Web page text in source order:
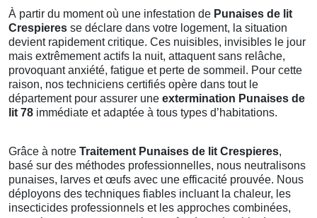
À partir du moment où une infestation de Punaises de lit
Crespieres se déclare dans votre logement, la situation
devient rapidement critique. Ces nuisibles, invisibles le jour
mais extrêmement actifs la nuit, attaquent sans relâche,
provoquant anxiété, fatigue et perte de sommeil. Pour cette
raison, nos techniciens certifiés opère dans tout le
département pour assurer une extermination Punaises de
lit 78 immédiate et adaptée à tous types d’habitations.
Grâce à notre Traitement Punaises de lit Crespieres,
basé sur des méthodes professionnelles, nous neutralisons
punaises, larves et œufs avec une efficacité prouvée. Nous
déployons des techniques fiables incluant la chaleur, les
insecticides professionnels et les approches combinées,